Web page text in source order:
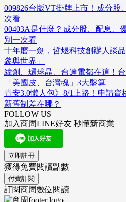
009826台版VT掛牌上市！成分股
次看
00403A是什麼？成分股、配息、
別一次看
十年磨一劍，哲煜科技創辦人談
參與世界」
緯創、環球晶、台達電都在這！
「美國皮、台灣魂」3大盤算
青安3.0懶人包》8/1上路！申請資
新舊制差在哪？
FOLLOW US
加入商周LINE好友 秒懂新商業
立即註冊
獲得免費閱讀點數
付費訂閱
訂閱商周數位閱讀